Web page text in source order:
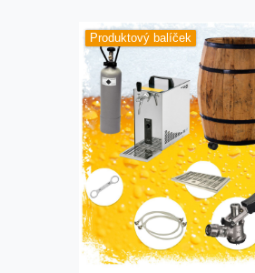
Produktový balíček